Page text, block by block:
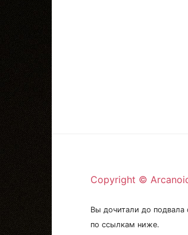
Copyright ©
Вы дочитали до подвала
по ссылкам ниже.